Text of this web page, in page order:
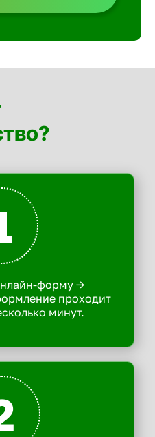
форму ->
проходит
минут.